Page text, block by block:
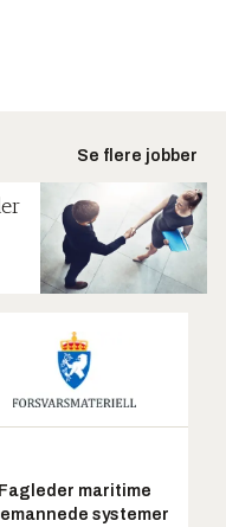
Se flere jobber
Fagleder maritime
systemer